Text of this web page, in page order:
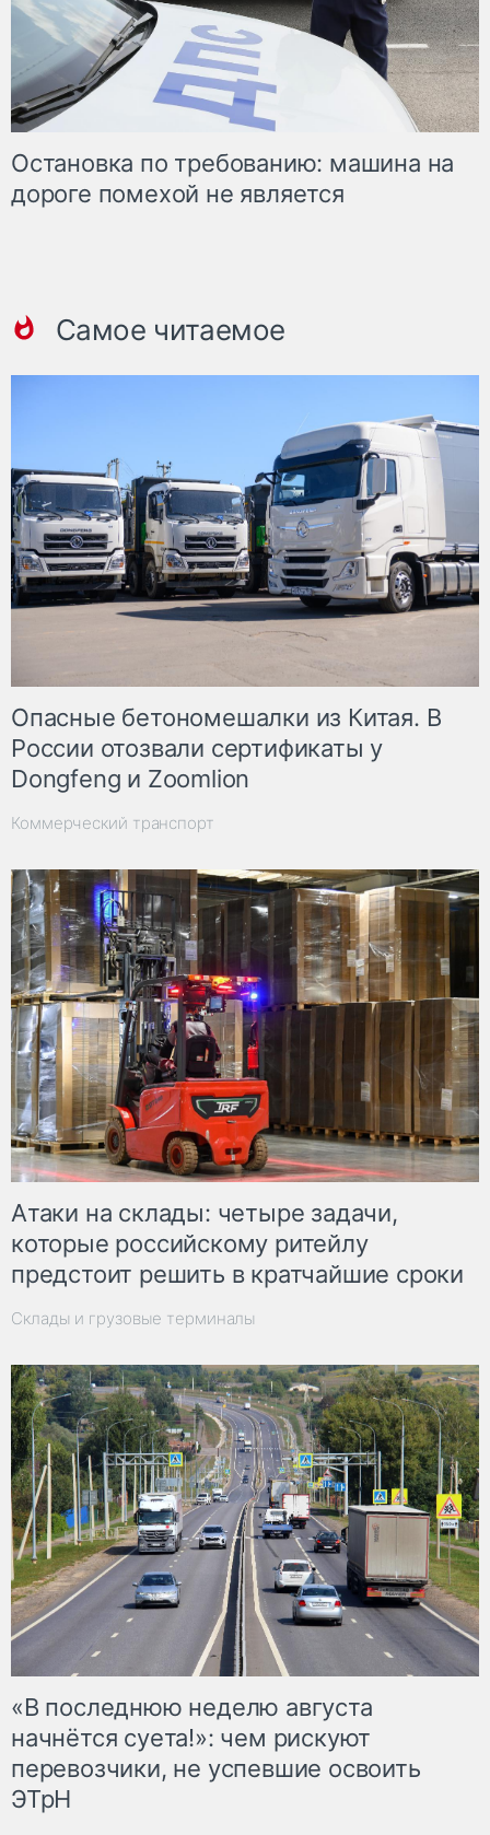
Остановка по требованию: машина на
дороге помехой не является
Самое читаемое
Опасные бетономешалки из Китая. В
России отозвали сертификаты у
Dongfeng и Zoomlion
Коммерческий транспорт
Атаки на склады: четыре задачи,
которые российскому ритейлу
предстоит решить в кратчайшие сроки
Склады и грузовые терминалы
«В последнюю неделю августа
начнётся суета!»: чем рискуют
перевозчики, не успевшие освоить
ЭТрН